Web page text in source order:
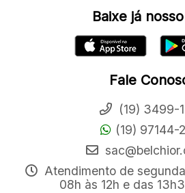
Baixe já
Fale
(19) 3499-
(19) 97144-
Atendimento de
08h às 12h e das